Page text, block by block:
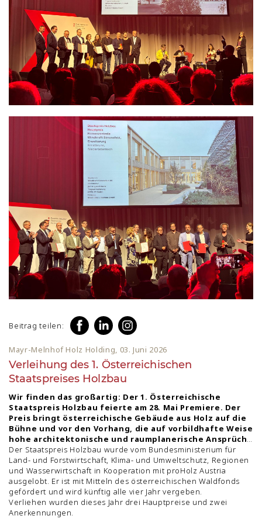
Beitrag teilen:
Mayr-Melnhof Holz Holding, 03. Juni 2026
Verleihung des 1. Österreichischen
Staatspreises Holzbau
Wir finden das großartig: Der 1. Österreichische
Staatspreis Holzbau feierte am 28. Mai Premiere. Der
Preis bringt österreichische Gebäude aus Holz auf die
Bühne und vor den Vorhang, die auf vorbildhafte Weise
hohe architektonische und raumplanerische Ansprüche
mit dem ressourcenschonenden und innovativen
Einsatz von Holz als Baustoff verbinden.
Der Staatspreis Holzbau wurde vom Bundesministerium für
Land- und Forstwirtschaft, Klima- und Umweltschutz, Regionen
und Wasserwirtschaft in Kooperation mit proHolz Austria
ausgelobt. Er ist mit Mitteln des österreichischen Waldfonds
gefördert und wird künftig alle vier Jahr vergeben.
Verliehen wurden dieses Jahr drei Hauptpreise und zwei
Anerkennungen.